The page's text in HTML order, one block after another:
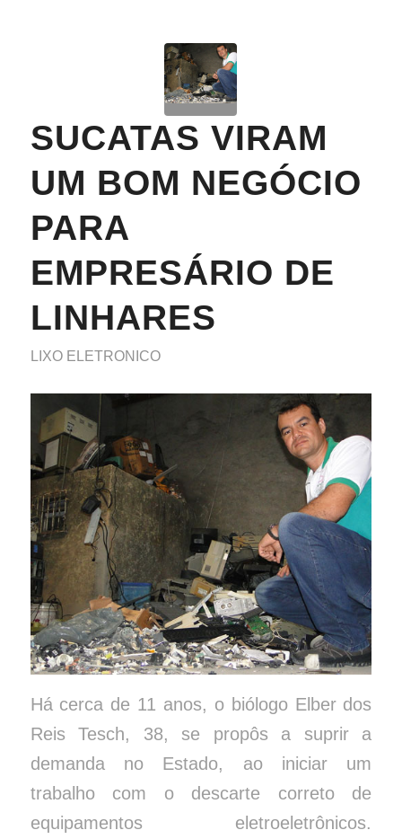
SUCATAS VIRAM
UM BOM NEGÓCIO
PARA
EMPRESÁRIO DE
LINHARES
LIXO ELETRONICO
Há cerca de 11 anos, o biólogo Elber dos
Reis Tesch, 38, se propôs a suprir a
demanda no Estado, ao iniciar um
trabalho com o descarte correto de
equipamentos eletroeletrônicos.